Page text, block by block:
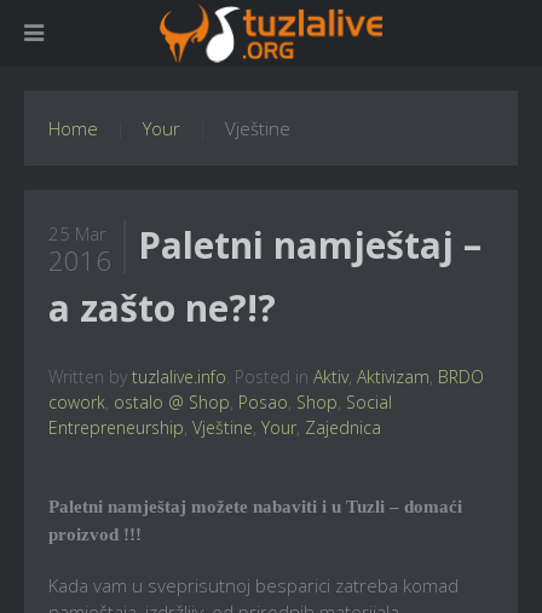
Home Your Vještine
25 Mar
2016
Paletni namještaj –
a zašto ne?!?
Written by tuzlalive.info. Posted in Aktiv, Aktivizam, BRDO
cowork, ostalo @ Shop, Posao, Shop, Social
Entrepreneurship, Vještine, Your, Zajednica
Paletni namještaj možete nabaviti i u Tuzli – domaći
proizvod !!!
Kada vam u sveprisutnoj besparici zatreba komad